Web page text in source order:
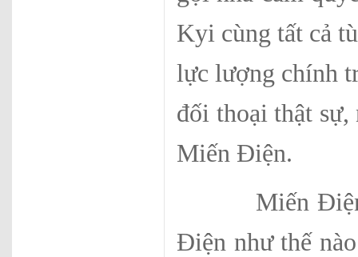
Kyi cùng tất cả
lực lượng chính
đối thoại thật sự,
Miến Điện.
Miến Điện đi
Điện như thế